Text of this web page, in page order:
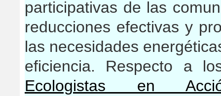
participativas de las
reducciones efectivas y
las necesidades
eficiencia. Respecto a
Ecologistas en